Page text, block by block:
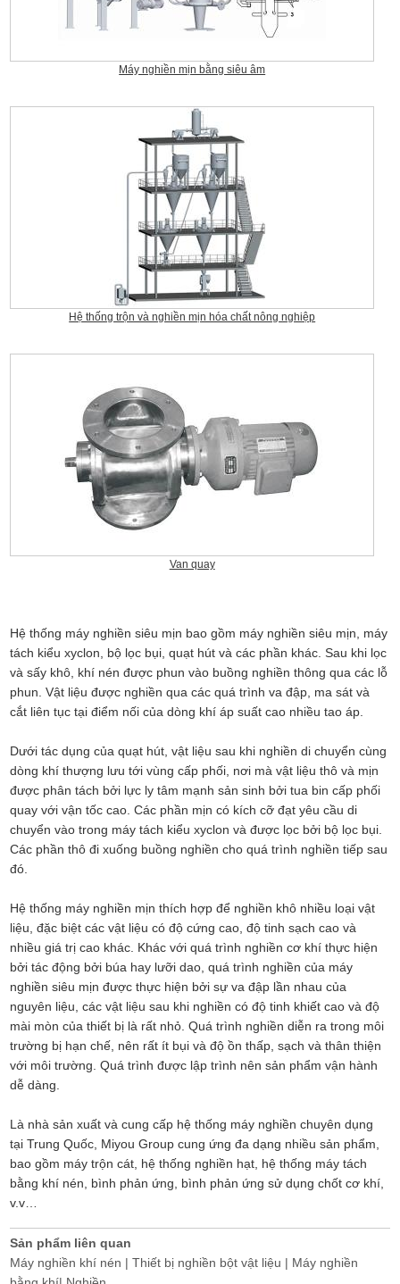
Máy nghiền mịn bằng siêu âm
Hệ thống trộn và nghiền mịn hóa chất nông nghiệp
Van quay
Hệ thống máy nghiền siêu mịn bao gồm máy nghiền siêu mịn, máy
tách kiểu xyclon, bộ lọc bụi, quạt hút và các phần khác. Sau khi lọc
và sấy khô, khí nén được phun vào buồng nghiền thông qua các lỗ
phun. Vật liệu được nghiền qua các quá trình va đập, ma sát và
cắt liên tục tại điểm nối của dòng khí áp suất cao nhiều tao áp.
Dưới tác dụng của quạt hút, vật liệu sau khi nghiền di chuyển cùng
dòng khí thượng lưu tới vùng cấp phối, nơi mà vật liệu thô và mịn
được phân tách bởi lực ly tâm mạnh sản sinh bởi tua bin cấp phối
quay với vận tốc cao. Các phần mịn có kích cỡ đạt yêu cầu di
chuyển vào trong máy tách kiểu xyclon và được lọc bởi bộ lọc bụi.
Các phần thô đi xuống buồng nghiền cho quá trình nghiền tiếp sau
đó.
Hệ thống máy nghiền mịn thích hợp để nghiền khô nhiều loại vật
liệu, đặc biệt các vật liệu có độ cứng cao, độ tinh sạch cao và
nhiều giá trị cao khác. Khác với quá trình nghiền cơ khí thực hiện
bởi tác động bởi búa hay lưỡi dao, quá trình nghiền của máy
nghiền siêu mịn được thực hiện bởi sự va đập lần nhau của
nguyên liệu, các vật liệu sau khi nghiền có độ tinh khiết cao và độ
mài mòn của thiết bị là rất nhỏ. Quá trình nghiền diễn ra trong môi
trường bị hạn chế, nên rất ít bụi và độ ồn thấp, sạch và thân thiện
với môi trường. Quá trình được lập trình nên sản phẩm vận hành
dễ dàng.
Là nhà sản xuất và cung cấp hệ thống máy nghiền chuyên dụng
tại Trung Quốc, Miyou Group cung ứng đa dạng nhiều sản phẩm,
bao gồm máy trộn cát, hệ thống nghiền hạt, hệ thống máy tách
bằng khí nén, bình phản ứng, bình phản ứng sử dụng chốt cơ khí,
v.v…
Sản phẩm liên quan
Máy nghiền khí nén | Thiết bị nghiền bột vật liệu | Máy nghiền